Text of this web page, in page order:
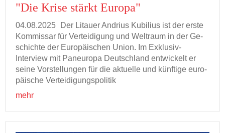
"Die Krise stärkt Eu­ro­pa"
04.08.2025
Der Li­tau­er An­dri­us Ku­bi­li­us ist der erste
Kom­mis­sar für Ver­tei­di­gung und Welt­raum in der Ge­
schich­te der Eu­ro­päi­schen Union. Im Exklusiv-​
Interview mit Pan­eu­ro­pa Deutsch­land ent­wi­ckelt er
seine Vor­stel­lun­gen für die ak­tu­el­le und künf­ti­ge eu­ro­
päi­sche Ver­tei­di­gungs­po­li­tik
mehr